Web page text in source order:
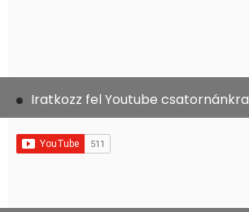
Iratkozz fel Youtube csatornánkra